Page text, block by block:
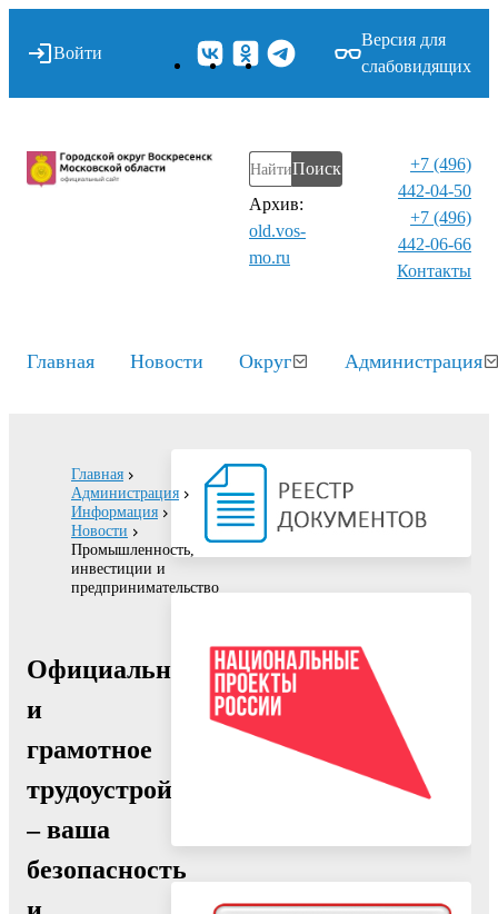
Войти
Версия для
слабовидящих
Поиск
Архив:
old.vos-
mo.ru
+7 (496)
442-04-50
+7 (496)
442-06-66
Контакты⁠
Главная Новости Округ Администрация
Главная
Администрация
Информация
Новости
Промышленность,
инвестиции и
предпринимательство
Официальное
и
грамотное
трудоустройство
– ваша
безопасность